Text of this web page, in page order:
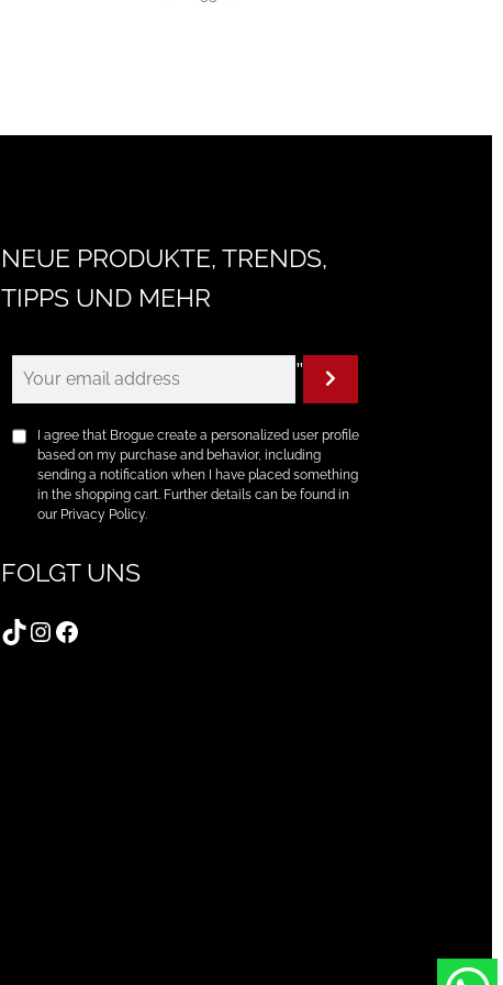
NEUE PRODUKTE, TRENDS,
TIPPS UND MEHR
"
I agree that Brogue create a personalized user profile
based on my purchase and behavior, including
sending a notification when I have placed something
in the shopping cart. Further details can be found in
our Privacy Policy.
FOLGT UNS
TikTok
Instagram
Facebook